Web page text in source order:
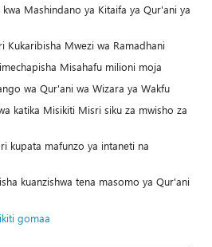
Mashindano ya Kitaifa ya Qur'ani ya
Kukaribisha Mwezi wa Ramadhani
Misahafu milioni moja
wa Qur'ani wa Wizara ya Wakfu
katika Misikiti Misri siku za mwisho za
kupata mafunzo ya intaneti na
kuanzishwa tena masomo ya Qur'ani
gomaa